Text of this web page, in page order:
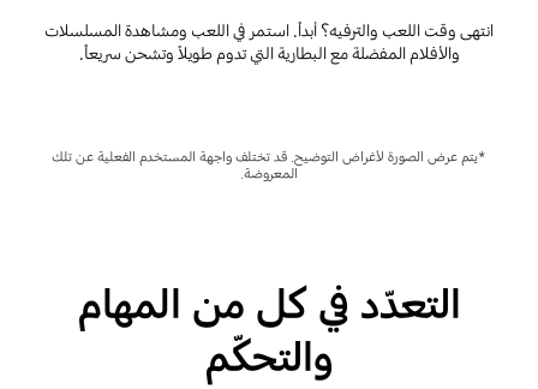
انتهى وقت اللعب والترفيه؟ أبداً. استمر في اللعب ومشاهدة المسلسلات
والأفلام المفضلة مع البطارية التي تدوم طويلاً وتشحن سريعاً.
*يتم عرض الصورة لأغراض التوضيح. قد تختلف واجهة المستخدم الفعلية عن تلك
المعروضة.
التعدّد في كل من المهام
والتحكّم